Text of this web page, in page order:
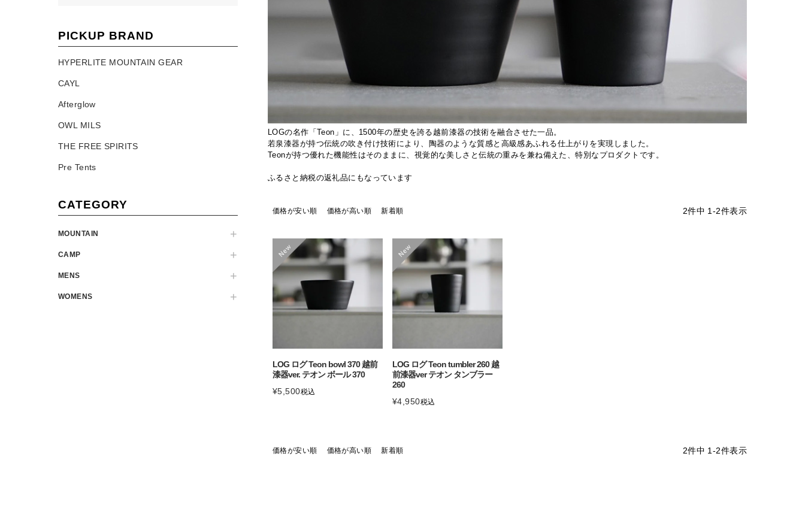
PICKUP BRAND
HYPERLITE MOUNTAIN GEAR
CAYL
Afterglow
OWL MILS
THE FREE SPIRITS
Pre Tents
CATEGORY
MOUNTAIN
CAMP
MENS
WOMENS
LOGの名作「Teon」に、1500年の歴史を誇る越前漆器の技術を融合させた一品。
若泉漆器が持つ伝統の吹き付け技術により、陶器のような質感と高級感あふれる仕上がりを実現しました。
Teonが持つ優れた機能性はそのままに、視覚的な美しさと伝統の重みを兼ね備えた、特別なプロダクトです。
ふるさと納税の返礼品にもなっています
価格が安い順 価格が高い順 新着順 2件中 1 -2件表示
LOG ログ Teon bowl 370 越前
漆器ver. テオン ボール 370
¥5,500税込
LOG ログ Teon tumbler 260 越
前漆器ver テオン タンブラー
260
¥4,950税込
価格が安い順 価格が高い順 新着順 2件中 1 -2件表示